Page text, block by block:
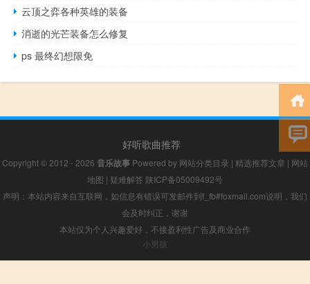
云顶之弈各种英雄的装备
消逝的光芒装备怎么修复
ps 最终幻想限免
好听歌曲推荐
Copyright © 2012 - 2026 音乐故事 Powered by 网站分类目录 | 精选推荐文章 | 网站
地图 | 疑难解答 陕ICP备05009492号
声明：本站内容来自互联网，如信息有错误可发邮件到f_fb#foxmail.com说明，我们
会及时纠正，谢谢
本站仅为个人兴趣爱好，不接盈利性广告及商业合作
小男孩